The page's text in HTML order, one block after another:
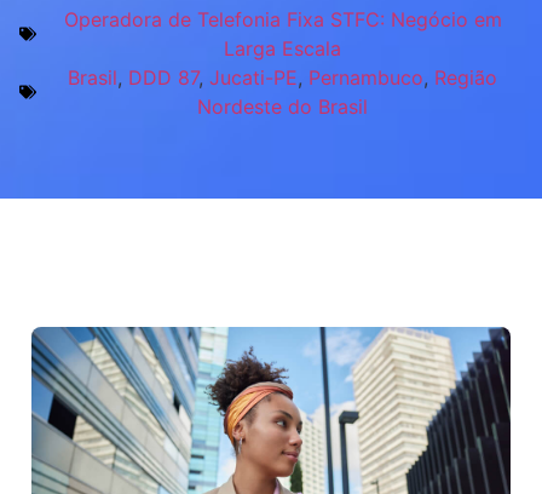
Operadora de Telefonia Fixa STFC: Negócio em
Larga Escala
Brasil, DDD 87, Jucati-PE, Pernambuco, Região
Nordeste do Brasil